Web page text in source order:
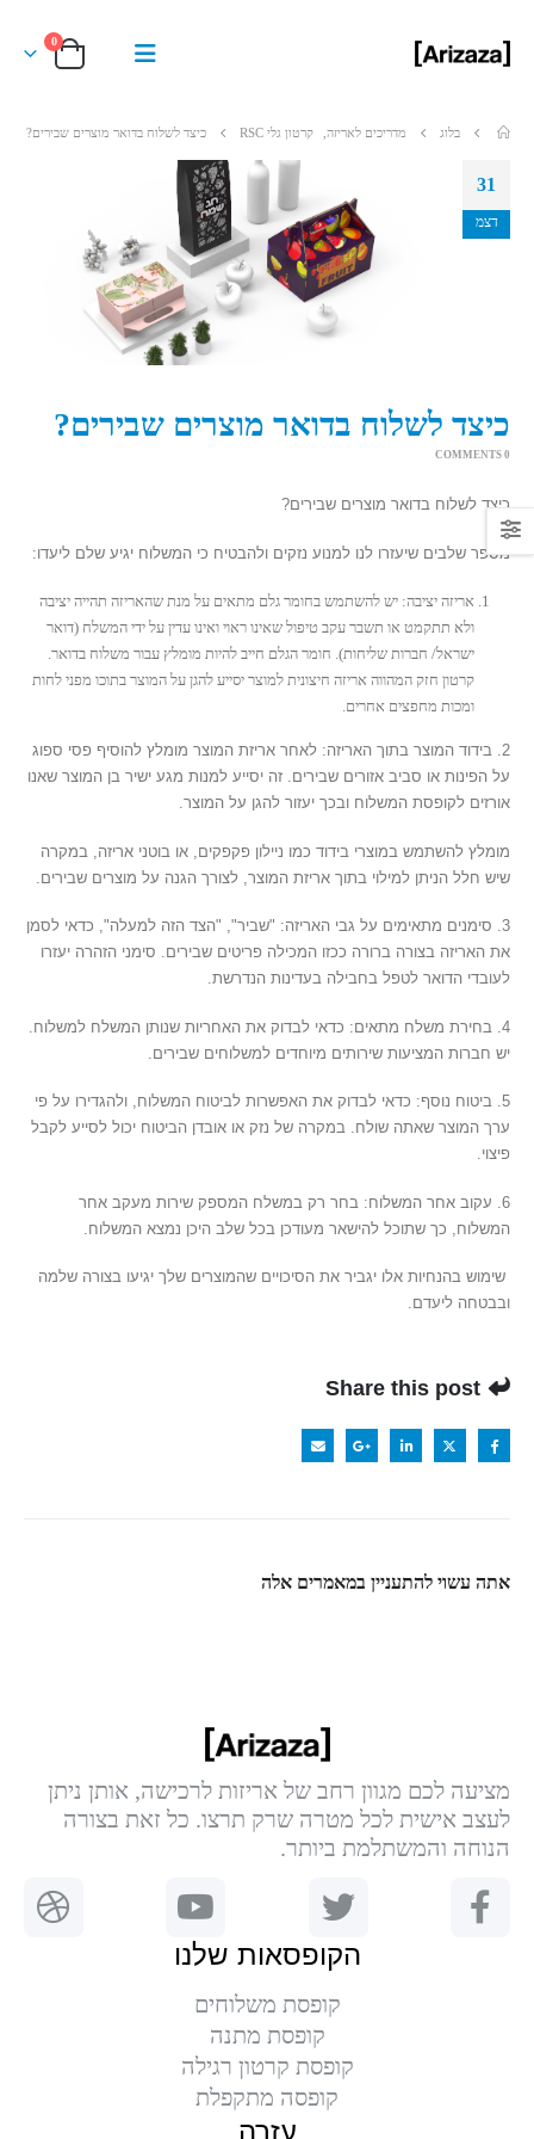
0
בלוג מדריכים לאריזה קרטון גלי RSC כיצד לשלוח בדואר מוצרים שבירים?
31
דצמ
כיצד לשלוח בדואר מוצרים שבירים?
0 COMMENTS
כיצד לשלוח בדואר מוצרים שבירים?
מספר שלבים שיעזרו לנו למנוע נזקים ולהבטיח כי המשלוח יגיע שלם ליעדו:
אריזה יציבה: יש להשתמש בחומר גלם מתאים על מנת שהאריזה תהייה יציבה
ולא תתקמט או תשבר עקב טיפול שאינו ראוי ואינו עדין על ידי המשלח (דואר
ישראל/ חברות שליחות). חומר הגלם חייב להיות מומלץ עבור משלוח בדואר.
קרטון חזק המהווה אריזה חיצונית למוצר יסייע להגן על המוצר בתוכו מפני לחות
ומכות מחפצים אחרים.
2. בידוד המוצר בתוך האריזה: לאחר אריזת המוצר מומלץ להוסיף פסי ספוג
על הפינות או סביב אזורים שבירים. זה יסייע למנות מגע ישיר בן המוצר שאנו
אורזים לקופסת המשלוח ובכך יעזור להגן על המוצר.
מומלץ להשתמש במוצרי בידוד כמו ניילון פקפקים, או בוטני אריזה, במקרה
שיש חלל הניתן למילוי בתוך אריזת המוצר, לצורך הגנה על מוצרים שבירים.
3. סימנים מתאימים על גבי האריזה: "שביר", "הצד הזה למעלה", כדאי לסמן
את האריזה בצורה ברורה ככזו המכילה פריטים שבירים. סימני הזהרה יעזרו
לעובדי הדואר לטפל בחבילה בעדינות הנדרשת.
4. בחירת משלח מתאים: כדאי לבדוק את האחריות שנותן המשלח למשלוח.
יש חברות המציעות שירותים מיוחדים למשלוחים שבירים.
5. ביטוח נוסף: כדאי לבדוק את האפשרות לביטוח המשלוח, ולהגדירו על פי
ערך המוצר שאתה שולח. במקרה של נזק או אובדן הביטוח יכול לסייע לקבל
פיצוי.
6. עקוב אחר המשלוח: בחר רק במשלח המספק שירות מעקב אחר
המשלוח, כך שתוכל להישאר מעודכן בכל שלב היכן נמצא המשלוח.
שימוש בהנחיות אלו יגביר את הסיכויים שהמוצרים שלך יגיעו בצורה שלמה
ובבטחה ליעדם.
Share this post
אתה עשוי להתעניין במאמרים אלה
מציעה לכם מגוון רחב של אריזות לרכישה, אותן ניתן
לעצב אישית לכל מטרה שרק תרצו. כל זאת בצורה
הנוחה והמשתלמת ביותר.
הקופסאות שלנו
קופסת משלוחים
קופסת מתנה
קופסת קרטון רגילה
קופסה מתקפלת
עזרה